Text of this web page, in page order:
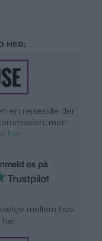
HER:
en rejseside der
men
her
mellem hos